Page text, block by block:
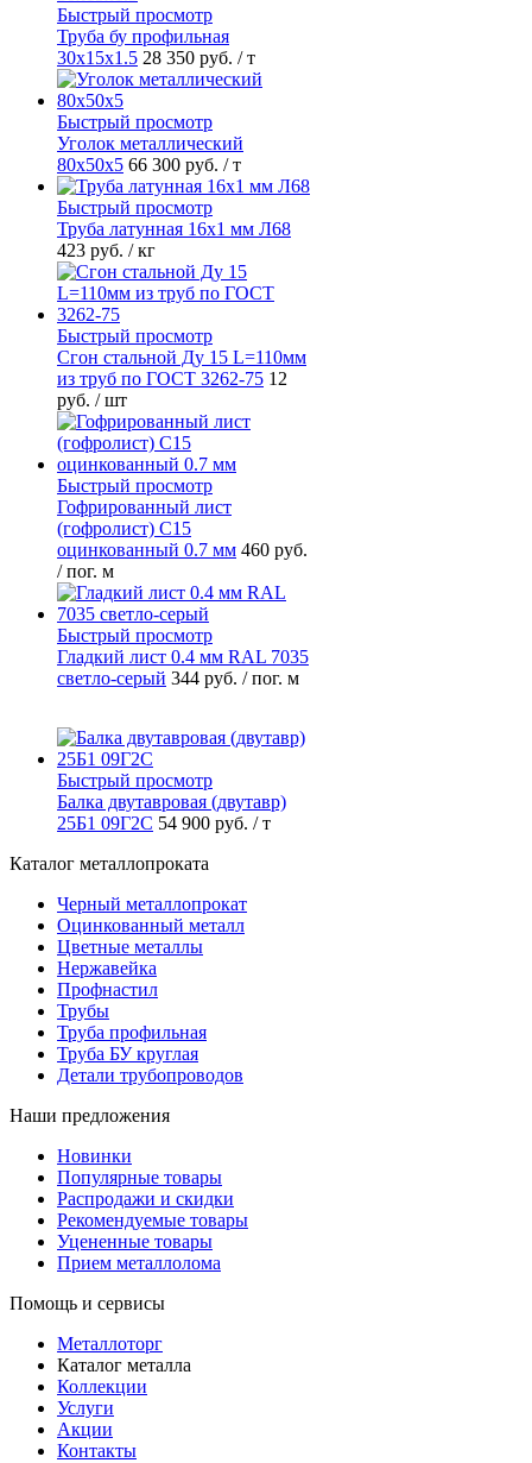
Быстрый просмотр
Труба бу профильная
30х15х1.5 28 350 руб. / т
Быстрый просмотр
Уголок металлический
80х50х5 66 300 руб. / т
Быстрый просмотр
Труба латунная 16х1 мм Л68
423 руб. / кг
Быстрый просмотр
Сгон стальной Ду 15 L=110мм
из труб по ГОСТ 3262-75 12
руб. / шт
Быстрый просмотр
Гофрированный лист
(гофролист) С15
оцинкованный 0.7 мм 460 руб.
/ пог. м
Быстрый просмотр
Гладкий лист 0.4 мм RAL 7035
светло-серый 344 руб. / пог. м
Быстрый просмотр
Балка двутавровая (двутавр)
25Б1 09Г2С 54 900 руб. / т
Каталог металлопроката
Черный металлопрокат
Оцинкованный металл
Цветные металлы
Нержавейка
Профнастил
Трубы
Труба профильная
Труба БУ круглая
Детали трубопроводов
Наши предложения
Новинки
Популярные товары
Распродажи и скидки
Рекомендуемые товары
Уцененные товары
Прием металлолома
Помощь и сервисы
Металлоторг
Каталог металла
Коллекции
Услуги
Акции
Контакты